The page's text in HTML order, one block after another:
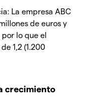
La empresa ABC
de euros y
lo que el
1,2 (1.200
crecimiento